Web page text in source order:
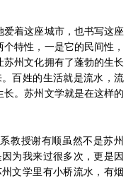
着这座城市，也书写这座
特性，一是它的民间性，
州文化拥有了蓬勃的生长
百姓的生活就是流水，流
。苏州文学就是在这样的
教授谢有顺虽然不是苏州
为我来过很多次，更是因
文学里有小桥流水，有烟